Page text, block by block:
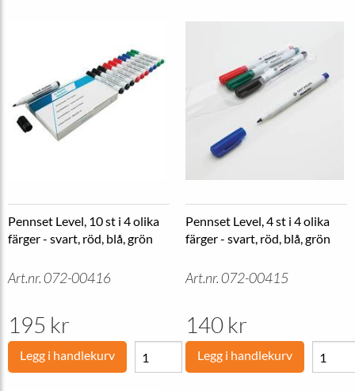
Pennset Level, 10 st i 4 olika
färger - svart, röd, blå, grön
Art.nr. 072-00416
195 kr
Legg i handlekurv
Pennset Level, 4 st i 4 olika
färger - svart, röd, blå, grön
Art.nr. 072-00415
140 kr
Legg i handlekurv